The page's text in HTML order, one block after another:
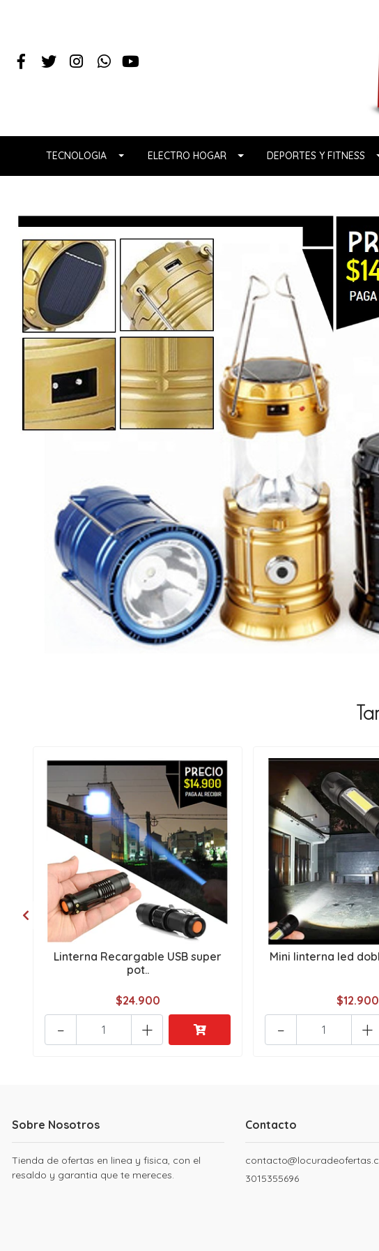
TECNOLOGIA ELECTRO HOGAR DEPORTES Y FITNESS
Linterna Recargable USB super
pot..
$24.900
+
-
Mini linterna led
$12.900
+
-
Sobre Nosotros
Tienda de ofertas en linea y fisica, con el
resaldo y garantia que te mereces.
Contacto
3015355696